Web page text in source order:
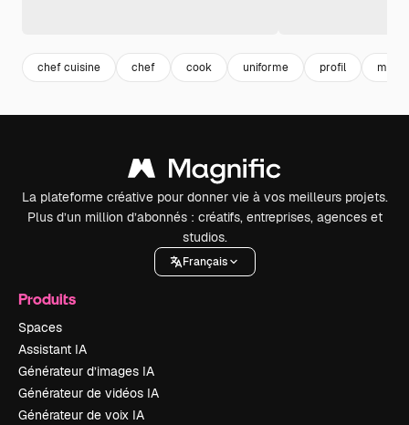
chef cuisine chef cook uniforme profil
La plateforme créative pour donner vie à vos meilleurs projets.
Plus d’un million d’abonnés : créatifs, entreprises, agences et
studios.
Français
Produits
Spaces
Assistant IA
Générateur d’images IA
Générateur de vidéos IA
Générateur de voix IA